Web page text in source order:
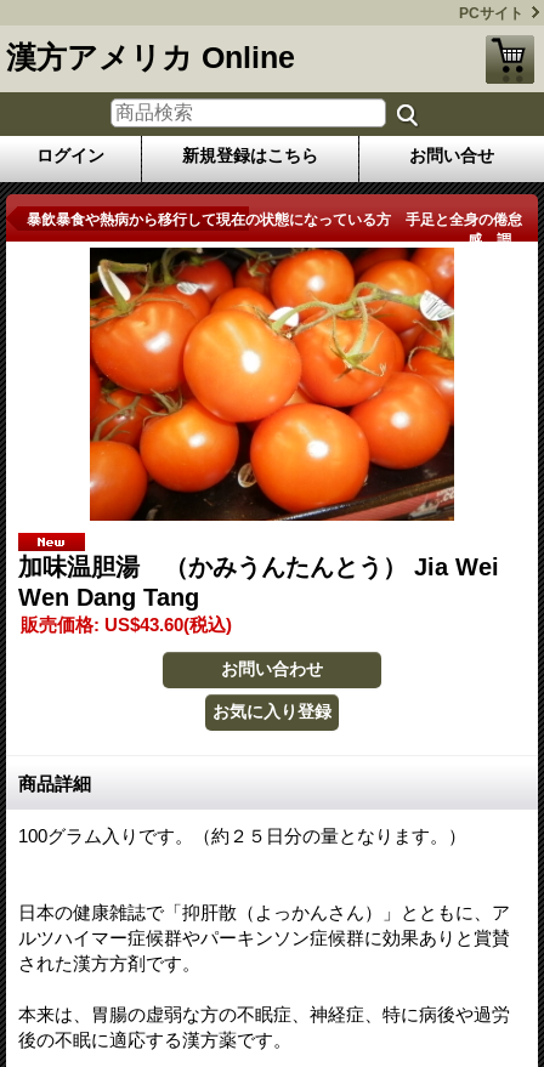
PCサイト
漢方アメリカ Online
ログイン 新規登録はこちら お問い合せ
商品詳細
暴飲暴食や熱病から移行して現在の状態になっている方 手足と全身の倦怠
感、調...
加味温胆湯 （かみうんたんとう） Jia Wei
Wen Dang Tang
販売価格: US$43.60(税込)
商品詳細
100グラム入りです。（約２５日分の量となります。）
日本の健康雑誌で「抑肝散（よっかんさん）」とともに、ア
ルツハイマー症候群やパーキンソン症候群に効果ありと賞賛
された漢方方剤です。
本来は、胃腸の虚弱な方の不眠症、神経症、特に病後や過労
後の不眠に適応する漢方薬です。